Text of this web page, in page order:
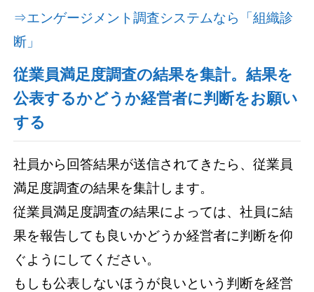
⇒エンゲージメント調査システムなら「組織診
断」
従業員満足度調査の結果を集計。結果を
公表するかどうか経営者に判断をお願い
する
社員から回答結果が送信されてきたら、従業員
満足度調査の結果を集計します。
従業員満足度調査の結果によっては、社員に結
果を報告しても良いかどうか経営者に判断を仰
ぐようにしてください。
もしも公表しないほうが良いという判断を経営